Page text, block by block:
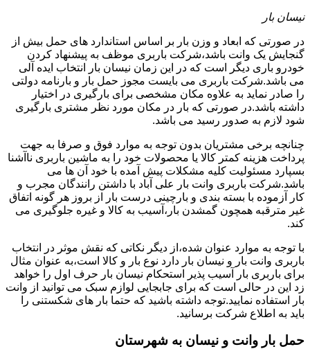
نیسان بار
در صورتی که ابعاد و وزن بار بر اساس استاندارد های حمل بیش از
گنجایش یک وانت باشد،شرکت باربری موظف به پیشنهاد کردن
خودرو باری دیگر است که در این زمان نیسان بار انتخاب ایده آلی
می باشد.شرکت باربری می بایست مجوز حمل بار و بارنامه دولتی
را صادر نماید به علاوه مکان مشخصی برای بارگیری در اختیار
داشته باشد.در صورتی که بار در مکان مورد نظر مشتری بارگیری
شود لازم به صدور رسید می باشد.
چنانچه برخی مشتریان بدون توجه به موارد فوق و صرفا به جهت
پرداخت هزینه کمتر کالا یا محصولات خود را به ماشین باربری ناآشنا
بسپارد مسئولیت کلیه مشکلات پیش آمده با خود آن ها می
باشد.شرکت باربری وانت بار علی آباد با داشتن رانندگان مجرب و
کار آزموده با بسته بندی و بارچینی درست بار از بروز هر گونه اتفاق
غیر مترقبه همچون گمشدن بار،آسیب به کالا و غیره جلوگیری می
کند.
با توجه به موارد عنوان شده،از دیگر نکاتی که نقش موثر در انتخاب
باربری وانت بار و نیسان بار دارد نوع بار و کالا است،به عنوان مثال
برای باربری بار آسیب پذیر استحکام نیسان بار حرف اول را خواهد
زد این در حالی است که برای جابجایی لوازم سبک می توانید از وانت
بار استفاده نمایید.توجه داشته باشید که حتما بار های شکستنی را
باید به اطلاع شرکت برسانید.
حمل بار وانت و نیسان به شهرستان